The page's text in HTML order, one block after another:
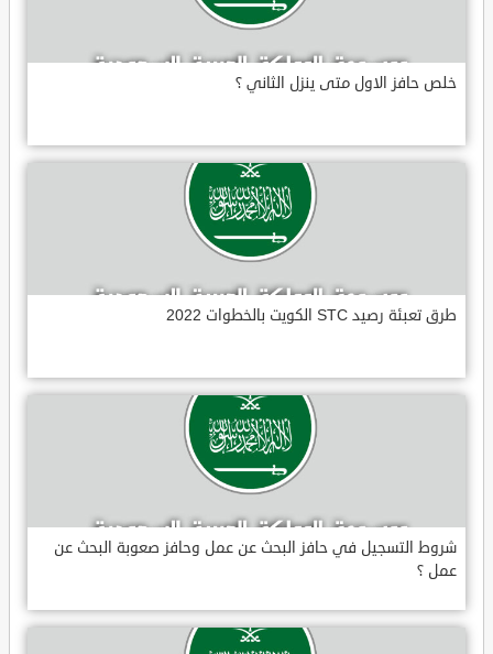
خلص حافز الاول متى ينزل الثاني ؟
طرق تعبئة رصيد STC الكويت بالخطوات 2022
شروط التسجيل في حافز البحث عن عمل وحافز صعوبة البحث عن
عمل ؟